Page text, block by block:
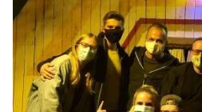
SICHERHEIT UND
MITTELSTAND
MEINE 10